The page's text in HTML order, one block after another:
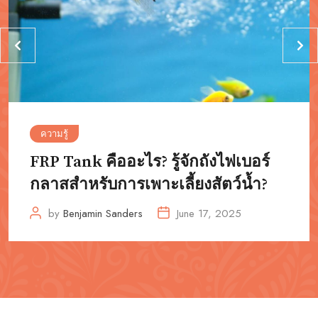
ความรู้
FRP Tank คืออะไร? รู้จักถังไฟเบอร์
กลาสสำหรับการเพาะเลี้ยงสัตว์น้ำ?
by Benjamin Sanders June 17, 2025